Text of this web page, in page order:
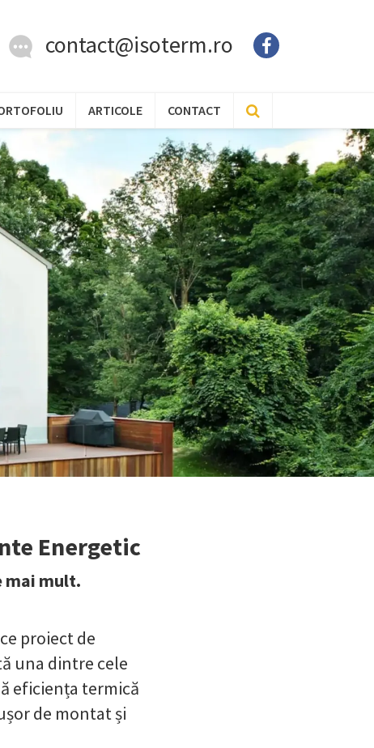
contact@isoterm.ro
ARTICOLE CONTACT
Energetic
mai mult.
proiect de
una dintre cele
eficiența termică
de montat și